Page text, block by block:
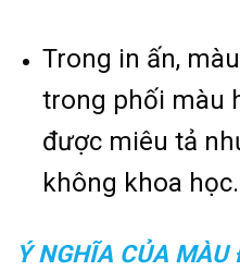
Trong in ấn,
trong phối màu
được miêu tả
không khoa học.
Ý NGHĨA CỦA MÀU